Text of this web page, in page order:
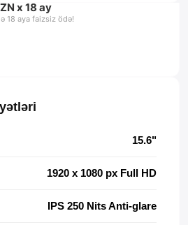
x 18 ay
18 aya faizsiz ödə!
15.6"
1920 x 1080 px Full HD
IPS 250 Nits Anti-glare